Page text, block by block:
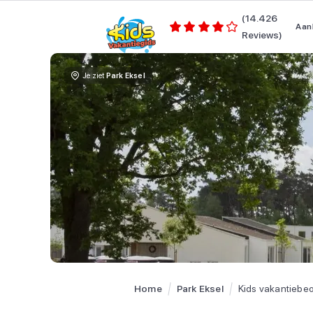
(14.426
Reviews)
Je ziet Park Eksel
Home Park Eksel Kids